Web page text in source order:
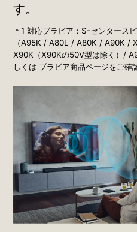
す。
＊1 対応ブラビア：S-センタース
（A95K / A80L / A80K / A90K /
X90K（X90Kの50V型は除く）/
しくは ブラビア商品ページをご確